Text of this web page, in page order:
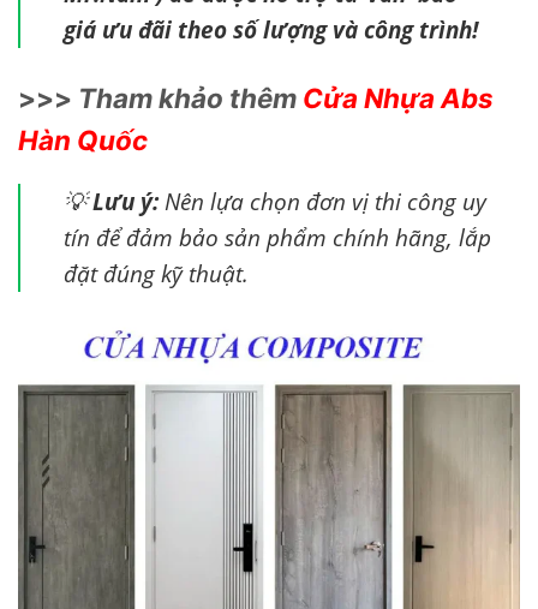
giá ưu đãi theo số lượng và công trình!
>>> Tham khảo thêm Cửa Nhựa Abs
Hàn Quốc
💡Lưu ý:Nên lựa chọn đơn vị thi công uy
tín để đảm bảo sản phẩm chính hãng, lắp
đặt đúng kỹ thuật.